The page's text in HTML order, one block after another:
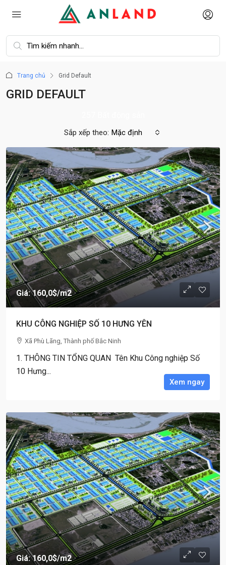
Trang chủ Grid Default
GRID DEFAULT
Sắp xếp theo: Mặc định
Giá: 160,0$/m2
KHU CÔNG NGHIỆP SỐ 10 HƯNG YÊN
Xã Phù Lãng, Thành phố Bắc Ninh
1. THÔNG TIN TỔNG QUAN Tên Khu Công nghiệp Số
10 Hưng...
Xem ngay
Giá: 160,0$/m2